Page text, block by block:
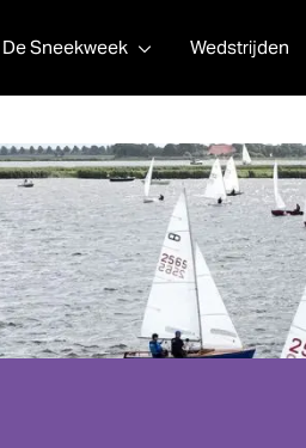
DeSneekweek Wedstrijden